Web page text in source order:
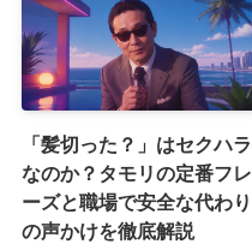
「髪切った？」はセクハラ
なのか？タモリの定番フレ
ーズと職場で安全な代わり
の声かけを徹底解説